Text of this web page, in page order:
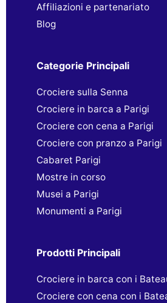
Affiliazioni e partenariato
Blog
Categorie Principali
Crociere sulla Senna
Crociere in barca a Parigi
Crociere con cena a Parigi
Crociere con pranzo a Parigi
Cabaret Parigi
Mostre in corso
Musei a Parigi
Monumenti a Parigi
Prodotti Principali
Crociere in barca con i
Crociere con cena con i